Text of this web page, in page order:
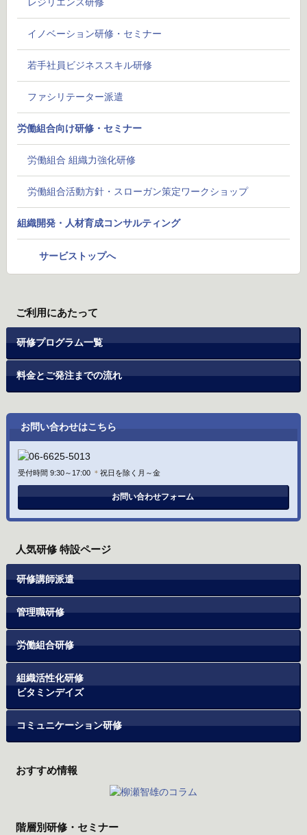
イノベーション研修・セミナー
若手社員ビジネススキル研修
ファシリテーター派遣
労働組合向け研修・セミナー
労働組合 組織力強化研修
労働組合活動方針・スローガン策定ワークショップ
組織開発・人材育成コンサルティング
サービストップへ
ご利用にあたって
研修プログラム一覧
料金とご発注までの流れ
お問い合わせはこちら
受付時間 9:30～17:00 ＊ 祝日を除く月～金
お問い合わせフォーム
人気研修 特設ページ
研修講師派遣
管理職研修
労働組合研修
組織活性化研修
ビタミンデイズ
コミュニケーション研修
おすすめ情報
階層別研修・セミナー